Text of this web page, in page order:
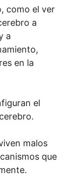
como el ver
a
a
en la
el
malos
que